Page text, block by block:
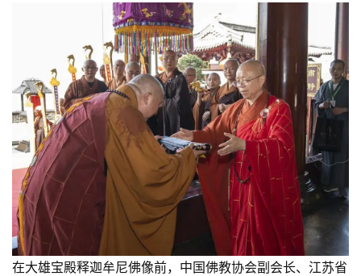
在大雄宝殿释迦牟尼佛像前，中国佛教协会副会长、江苏省